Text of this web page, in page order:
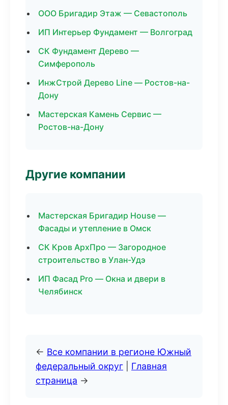
ООО Бригадир Этаж — Севастополь
ИП Интерьер Фундамент — Волгоград
СК Фундамент Дерево —
Симферополь
ИнжСтрой Дерево Line — Ростов-на-
Дону
Мастерская Камень Сервис —
Ростов-на-Дону
Другие компании
Мастерская Бригадир House —
Фасады и утепление в Омск
СК Кров АрхПро — Загородное
строительство в Улан-Удэ
ИП Фасад Pro — Окна и двери в
Челябинск
← Все компании в регионе Южный
федеральный округ
Главная
страница →